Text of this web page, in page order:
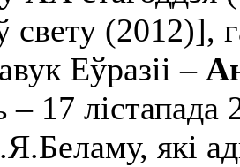
свету (2012)],
Еўразіі –
– 17
які